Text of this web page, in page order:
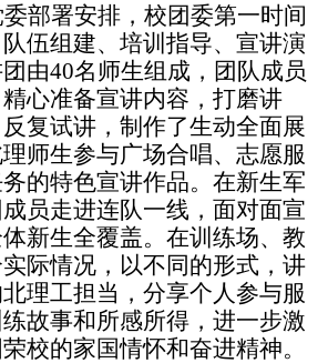
部署安排，校团委第一时间
伍组建、培训指导、宣讲演
由40名 师生组成，团队成员
心准备宣讲内容，打磨讲
复试讲， 制作了生动全面展
师生参与广场合唱、志愿服
的特色宣讲作品。在新生军
员走进连队一线 ， 面对面宣
新生全覆盖。 在训练场、 教
际情况，以不同的形式 ， 讲
理工担当 ， 分享个人参与服
故事和所感所得 ， 进一步激
校的家国情怀和奋进精神。